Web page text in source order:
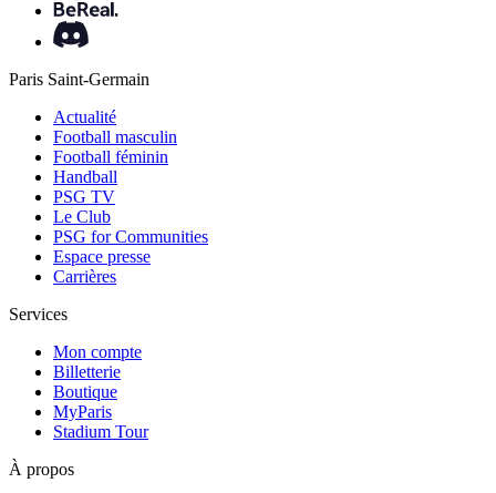
Paris Saint-Germain
Actualité
Football masculin
Football féminin
Handball
PSG TV
Le Club
PSG for Communities
Espace presse
Carrières
Services
Mon compte
Billetterie
Boutique
MyParis
Stadium Tour
À propos